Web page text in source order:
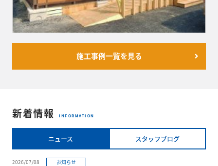
施工事例一覧を見る
新着情報 INFORMATION
ニュース スタッフブログ
2026/07/08 お知らせ